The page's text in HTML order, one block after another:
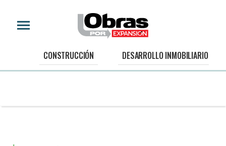
CONSTRUCCIÓN DESARROLLO INMOBILIARIO